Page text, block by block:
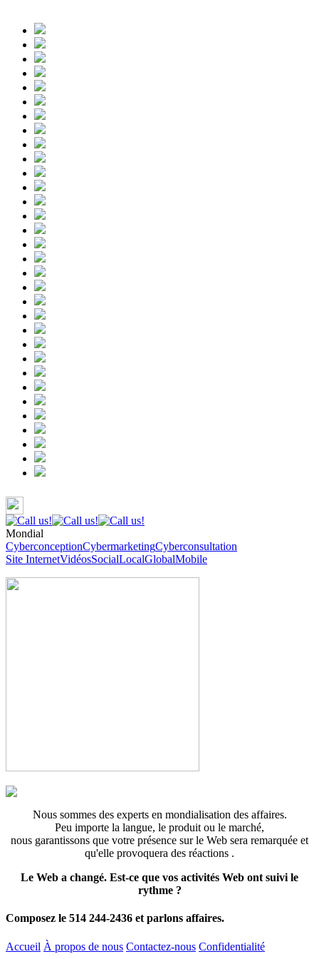
Mondial
CyberconceptionCybermarketingCyberconsultation
Site InternetVidéosSocialLocalGlobalMobile
Nous sommes des experts en mondialisation des affaires.
Peu importe la langue, le produit ou le marché,
nous garantissons que votre présence sur le Web sera remarquée et
qu'elle provoquera des réactions .
Le Web a changé. Est-ce que vos activités Web ont suivi le
rythme ?
Composez le 514 244-2436 et parlons affaires.
Accueil À propos de nous Contactez-nous Confidentialité